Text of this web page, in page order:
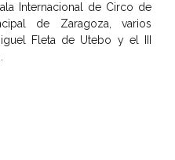
Internacional de Circo de
de Zaragoza, varios
Fleta de Utebo y el III